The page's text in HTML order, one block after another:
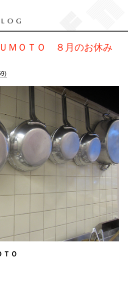
ＭＯＴＯ ８月のお休み
ＴＯ